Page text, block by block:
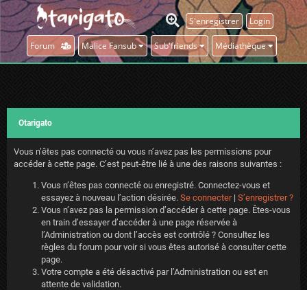
S'enregistrer Login
Forum Malice Fansub Sub'friends Médiathèque
Otarigato
Vous n’êtes pas connecté ou vous n’avez pas les permissions pour
accéder à cette page. C’est peut-être lié à une des raisons suivantes :
Vous n’êtes pas connecté ou enregistré. Connectez-vous et
essayez à nouveau l’action désirée. Se connecter| S’enregistrer ?
Vous n’avez pas la permission d’accéder à cette page. Êtes-vous
en train d’essayer d’accéder à une page réservée à
l’Administration ou dont l’accès est contrôlé ? Consultez les
règles du forum pour voir si vous êtes autorisé à consulter cette
page.
Votre compte a été désactivé par l’Administration ou est en
attente de validation.